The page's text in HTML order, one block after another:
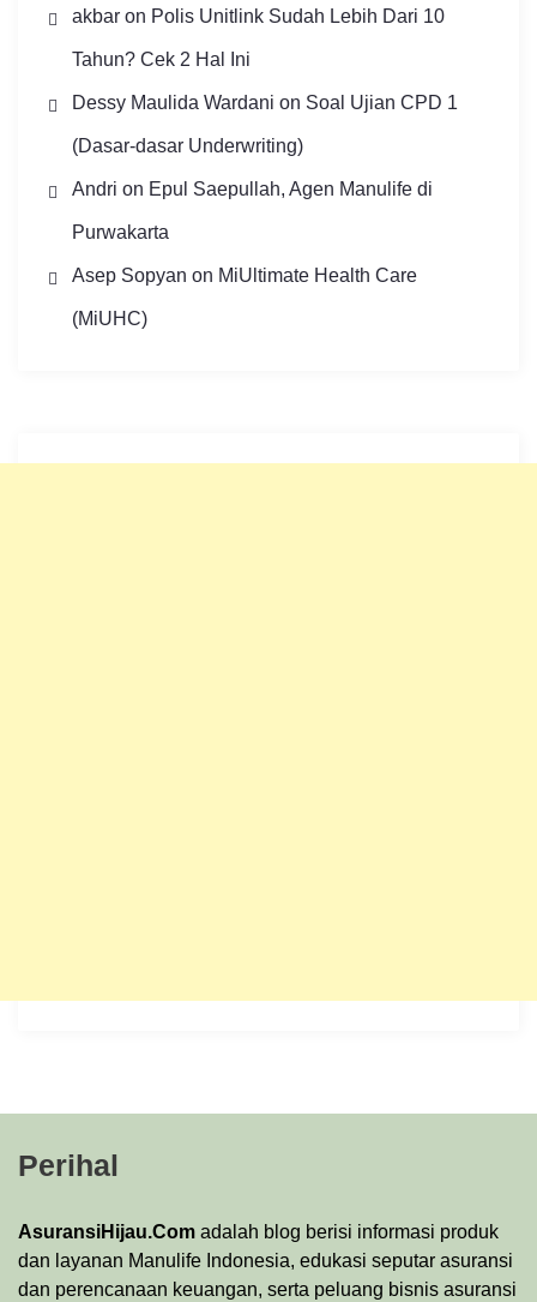
akbaron Polis Unitlink Sudah Lebih Dari 10
Tahun? Cek 2 Hal Ini
Dessy Maulida Wardani on Soal Ujian CPD 1
(Dasar-dasar Underwriting)
Andri on Epul Saepullah, Agen Manulife di
Purwakarta
Asep Sopyan on MiUltimate Health Care
(MiUHC)
Perihal
AsuransiHijau.Com adalah blog berisi informasi produk
dan layanan Manulife Indonesia, edukasi seputar asuransi
dan perencanaan keuangan, serta peluang bisnis asuransi